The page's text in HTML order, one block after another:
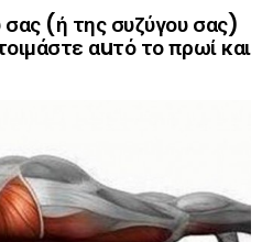
(ή της συζύγου σας)
αuτό το πρωί και